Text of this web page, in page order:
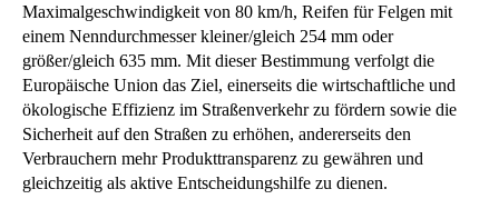
Maximalgeschwindigkeit von 80 km/h, Reifen für Felgen mit
einem Nenndurchmesser kleiner/gleich 254 mm oder
größer/gleich 635 mm. Mit dieser Bestimmung verfolgt die
Europäische Union das Ziel, einerseits die wirtschaftliche und
ökologische Effizienz im Straßenverkehr zu fördern sowie die
Sicherheit auf den Straßen zu erhöhen, andererseits den
Verbrauchern mehr Produkttransparenz zu gewähren und
gleichzeitig als aktive Entscheidungshilfe zu dienen.